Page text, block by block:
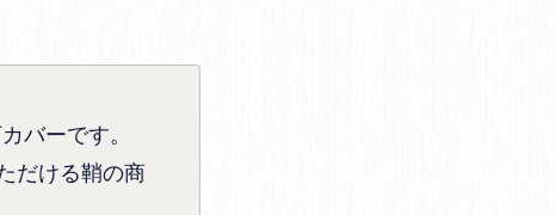
バーです。
だける鞘の商